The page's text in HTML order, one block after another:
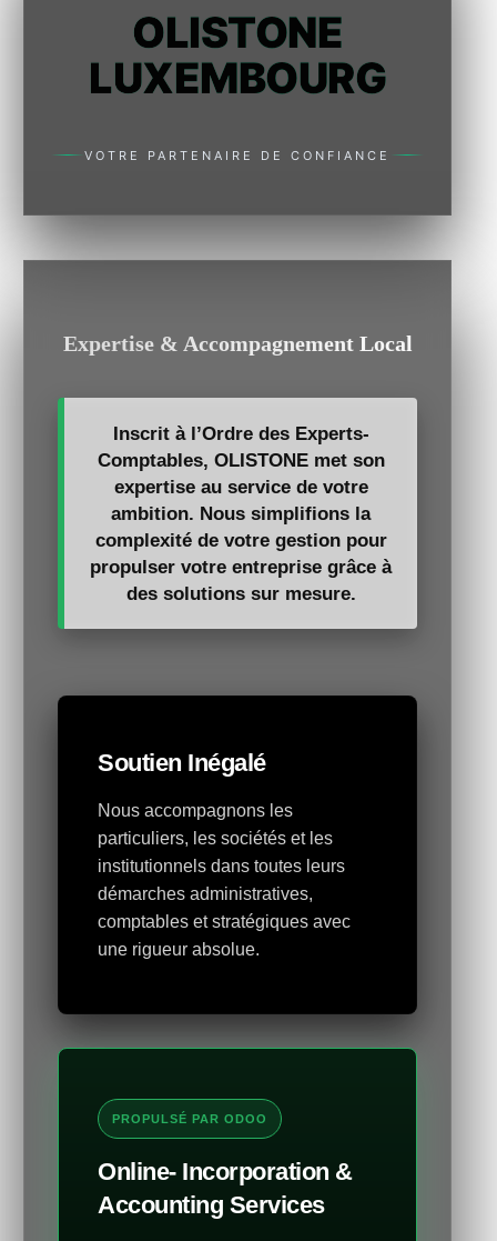
OLISTONE
LUXEMBOURG
VOTRE PARTENAIRE DE CONFIANCE
Expertise & Accompagnement Local
Inscrit à l’Ordre des Experts-
Comptables, OLISTONE met son
expertise au service de votre
ambition. Nous simplifions la
complexité de votre gestion pour
propulser votre entreprise grâce à
des solutions sur mesure.
Soutien Inégalé
Nous accompagnons les
particuliers, les sociétés et les
institutionnels dans toutes leurs
démarches administratives,
comptables et stratégiques avec
une rigueur absolue.
PROPULSÉ PAR ODOO
Online- Incorporation &
Accounting Services